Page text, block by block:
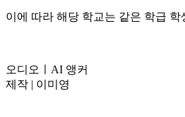
이에 따라 해당 학교는 같은 학급
오디오ㅣAI 앵커
제작 | 이미영